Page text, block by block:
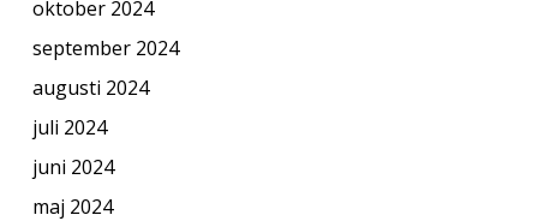
oktober 2024
september 2024
augusti 2024
juli 2024
juni 2024
maj 2024